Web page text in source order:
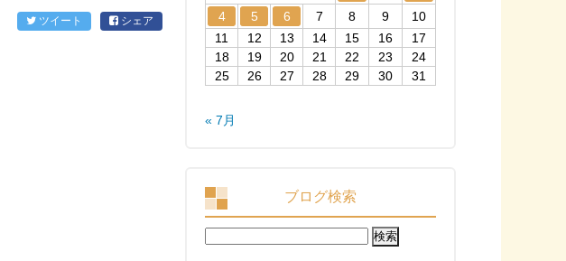
ツイート シェア
4
5 6 7 8 9
10
11
12 13 14 15 16
17
18
19 20 21 22 23
24
25
26 27 28 29 30 31
« 7月
ブログ検索
検
索: